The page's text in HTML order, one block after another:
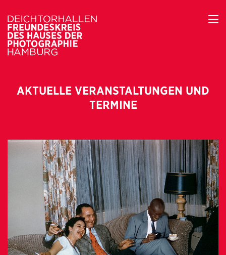
AKTUELLE VERANSTALTUNGEN UND
TERMINE